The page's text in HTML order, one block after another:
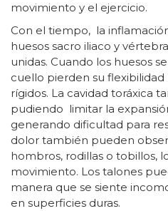
movimiento y el ejercicio.
Con el tiempo, la
huesos sacro iliaco y
unidas. Cuando los huesos
cuello pierden su
rígidos. La cavidad toráxica
pudiendo limitar la
generando dificultad para
dolor también pueden
hombros, rodillas o tobillos,
movimiento. Los talones
manera que se siente
en superficies duras.